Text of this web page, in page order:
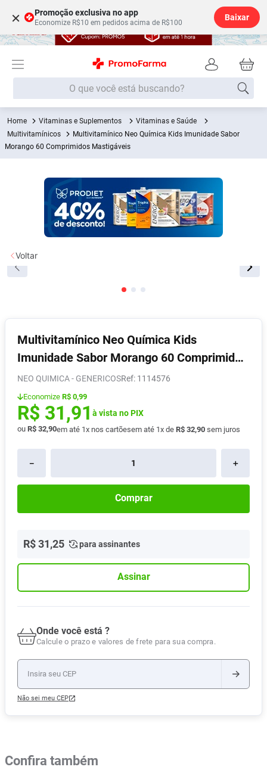
× Promoção exclusiva no app
Economize R$10 em pedidos acima de R$100
Baixar
O que você está buscando?
Vitaminas e Suplementos
Vitaminas e Saúde
Multivitamínicos
Multivitamínico Neo Química Kids Imunidade Sabor
Morango 60 Comprimidos Mastigáveis
Multivitamínico Neo Química Kids
Imunidade Sabor Morango 60 Comprimidos
Mastigáveis
NEO QUIMICA - GENERICOS : 1114576
Economize R$ 0,99
R$ 31,91 à vista no PIX
ou R$ 32,90em até 1x nos cartõesem até 1x de R$ 32,90 sem juros
＋
－
Comprar
R$31,25 para assinantes
Assinar
Onde você está ?
Calcule o prazo e valores de frete para sua compra.
Não sei meu CEP
Voltar
Confira também
Termos mais buscados
1º Fralda
Lenço Umedecido
Fralda Xg
Fralda G
10º Vitamina D